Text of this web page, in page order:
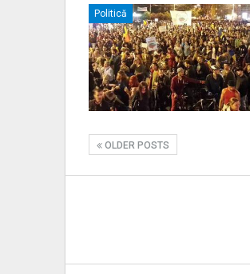
Politică
OLDER POSTS